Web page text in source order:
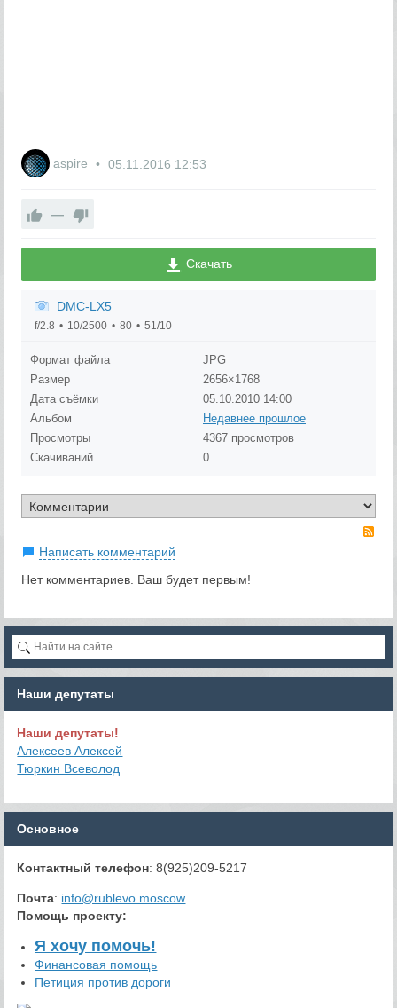
aspire 05.11.2016 12:53
—
Скачать
DMC-LX5
f/2.8 10/2500 80 51/10
Формат файла
JPG
Размер
2656×1768
Дата съёмки
05.10.2010 14:00
Альбом
Недавнее прошлое
Просмотры
4367 просмотров
Скачиваний
0
Написать комментарий
Нет комментариев. Ваш будет первым!
Наши депутаты
Наши депутаты!
Алексеев Алексей
Тюркин Всеволод
Основное
Контактный телефон: 8(925)209-5217
Почта: info@rublevo.moscow
Помощь проекту:
Я хочу помочь!
Финансовая помощь
Петиция против дороги